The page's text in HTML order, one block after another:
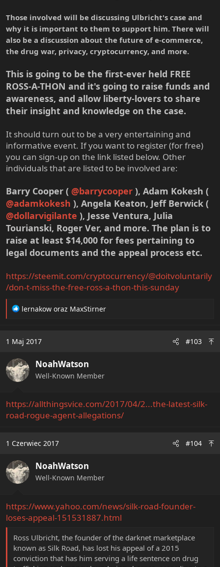
Those involved will be discussing Ulbricht's case and
why it is important to them to support him. There will
also be a discussion about the future of e-commerce,
the drug war, privacy, cryptocurrency, and more.
This is going to be the first-ever held FREE
ROSS-A-THON and it's going to raise funds and
awareness, and allow liberty-lovers to share
their insight and knowledge on the case.
It should turn out to be a very entertaining and
informative event. If you want to register (for free)
you can sign-up on the link listed below. Other
individuals that are listed to be involved are:
Barry Cooper ( @barrycooper ), Adam Kokesh (
@adamkokesh ), Angela Keaton, Jeff Berwick (
@dollarvigilante ), Jesse Ventura, Julia
Tourianski, Roger Ver, and more. The plan is to
raise at least $14,000 for fees pertaining to
legal documents and the appeal process etc.
https://steemit.com/cryptocurrency/@doitvoluntarily
/don-t-miss-the-free-ross-a-thon-this-sunday
R
t
o
n
s
lernakow oraz MaxStirner
1 Maj 2017 #103
NoahWatson
Well-Known Member
https://allthingsvice.com/2017/04/2...the-latest-silk-
road-rogue-agent-allegations/
1 Czerwiec 2017 #104
NoahWatson
Well-Known Member
https://www.yahoo.com/news/silk-road-founder-
loses-appeal-151531887.html
Ross Ulbricht, the founder of the darknet marketplace
known as Silk Road, has lost his appeal of a 2015
conviction that has him serving a life sentence on drug